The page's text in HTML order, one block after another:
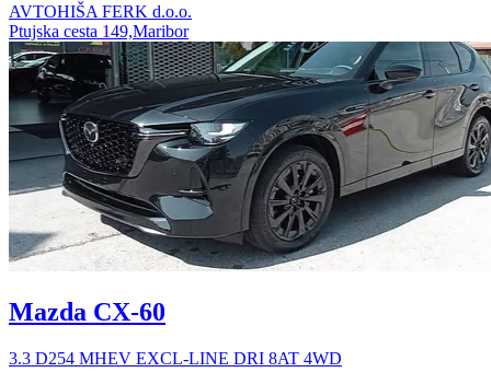
AVTOHIŠA FERK d.o.o.
Ptujska cesta 149,Maribor
Mazda CX-60
3.3 D254 MHEV EXCL-LINE DRI 8AT 4WD